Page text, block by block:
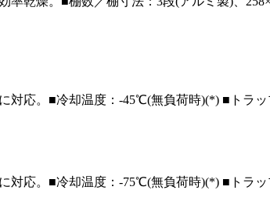
対応。 ■冷却温度：-45℃(無負荷時)(*) ■トラッ
対応。 ■冷却温度：-75℃(無負荷時)(*) ■トラッ